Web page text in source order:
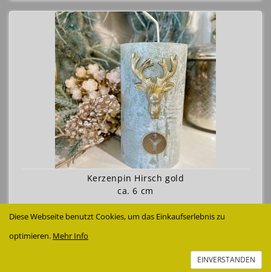
Diese Webseite benutzt Cookies, um das Einkaufserlebnis zu
optimieren. Mehr Info
EINVERSTANDEN
Kerzenpin Hirsch gold
ca. 6 cm
4,99 €
Details anzeigen